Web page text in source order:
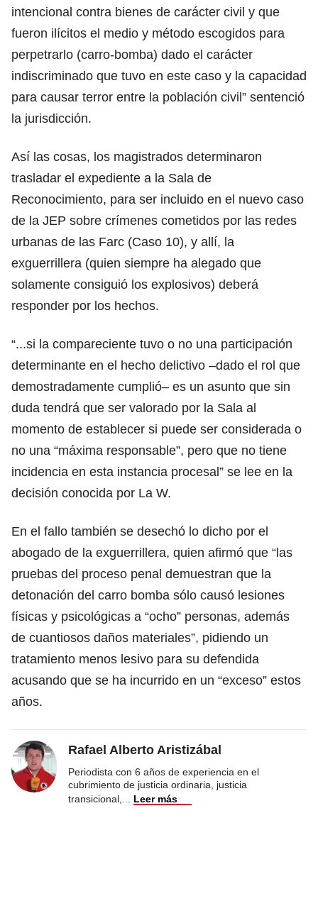
intencional contra bienes de carácter civil y que
fueron ilícitos el medio y método escogidos para
perpetrarlo (carro-bomba) dado el carácter
indiscriminado que tuvo en este caso y la capacidad
para causar terror entre la población civil” sentenció
la jurisdicción.
Así las cosas, los magistrados determinaron
trasladar el expediente a la Sala de
Reconocimiento, para ser incluido en el nuevo caso
de la JEP sobre crímenes cometidos por las redes
urbanas de las Farc (Caso 10), y allí, la
exguerrillera (quien siempre ha alegado que
solamente consiguió los explosivos) deberá
responder por los hechos.
“...si la compareciente tuvo o no una participación
determinante en el hecho delictivo –dado el rol que
demostradamente cumplió– es un asunto que sin
duda tendrá que ser valorado por la Sala al
momento de establecer si puede ser considerada o
no una “máxima responsable”, pero que no tiene
incidencia en esta instancia procesal” se lee en la
decisión conocida por La W.
En el fallo también se desechó lo dicho por el
abogado de la exguerrillera, quien afirmó que “las
pruebas del proceso penal demuestran que la
detonación del carro bomba sólo causó lesiones
físicas y psicológicas a “ocho” personas, además
de cuantiosos daños materiales”, pidiendo un
tratamiento menos lesivo para su defendida
acusando que se ha incurrido en un “exceso” estos
años.
Rafael Alberto Aristizábal
Periodista con 6 años de experiencia en el
cubrimiento de justicia ordinaria, justicia
transicional,
Leer más